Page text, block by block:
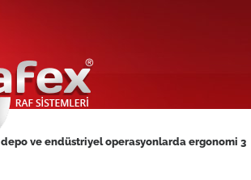
depo ve endüstri̇yel operasyonlarda ergonomi̇ 3